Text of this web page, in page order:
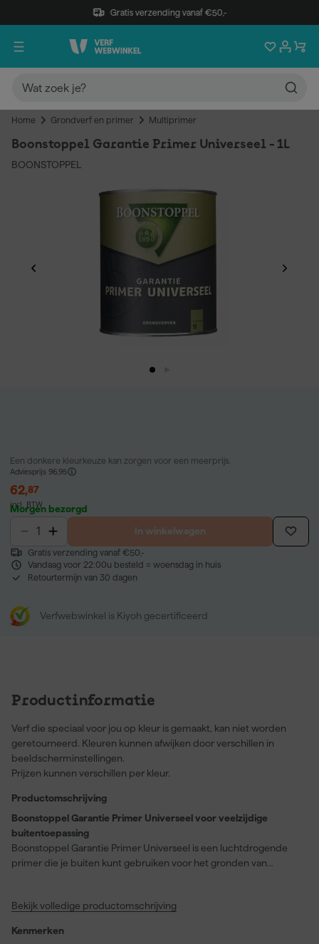
Gratis verzending vanaf €50,-
Home Grondverf en primer Multiprimer
Boonstoppel Garantie Primer Universeel - 1L
BOONSTOPPEL
Een donkere kleurkeuze kan zorgen voor een meerprijs.
Adviesprijs 96,95
62,87
incl. BTW
Morgen bezorgd
In winkelwagen
Gratis verzending vanaf €50,-
Vandaag voor 22:00u besteld = woensdag in huis
Retourtermijn van 30 dagen
Verfwebwinkel is Kiyoh gecertificeerd
Productinformatie
Verf die speciaal voor jou op kleur is gemaakt, kan niet worden
geretourneerd. Kleuren kunnen afwijken door verschillen in
beeldscherminstellingen.
Prijzen kunnen verschillen per kleur.
Productomschrijving
Boonstoppel Garantie Primer Universeel voor veelzijdige
buitentoepassing
Boonstoppel Garantie Primer Universeel is een luchtdrogende
primer die je buiten kunt gebruiken voor het gronden van
corrosie, waardoor staal, verzinkt staal, non-ferro metalen en zelfs
kan als één-pot-systeem worden toegepast, wat betekent dat je
Bekijk volledige productomschrijving
Kenmerken